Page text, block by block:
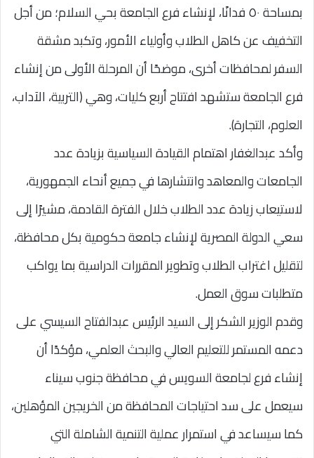
بمساحة ٥٠ فدانًا، لإنشاء فرع الجامعة بحي السلام؛ من أجل
التخفيف عن كاهل الطلاب وأولياء الأمور، وتكبد مشقة
السفر لمحافظات أخرى، موضحًا أن المرحلة الأولى من إنشاء
فرع الجامعة ستشهد افتتاح أربع كليات، وهي (التربية، الآداب،
العلوم، التجارة).
وأكد عبدالغفار اهتمام القيادة السياسية بزيادة عدد
الجامعات والمعاهد وانتشارها في جميع أنحاء الجمهورية،
لاستيعاب زيادة عدد الطلاب خلال الفترة القادمة، مشيرًا إلى
سعي الدولة المصرية لإنشاء جامعة حكومية بكل محافظة،
لتقليل اغتراب الطلاب وتطوير المقررات الدراسية بما يواكب
متطلبات سوق العمل.
وقدم الوزير الشكر إلى السيد الرئيس عبدالفتاح السيسي على
دعمه المستمر للتعليم العالي والبحث العلمي، مؤكدًا أن
إنشاء فرع لجامعة السويس في محافظة جنوب سيناء
سيعمل على سد احتياجات المحافظة من الخريجين المؤهلين،
كما سيساعد في استمرار عملية التنمية الشاملة التي